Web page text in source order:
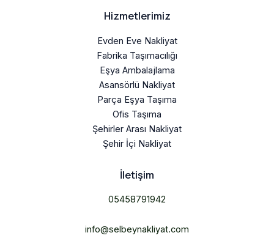
Hizmetlerimiz
Evden Eve Nakliyat
Fabrika Taşımacılığı
Eşya Ambalajlama
Asansörlü Nakliyat
Parça Eşya Taşıma
Ofis Taşıma
Şehirler Arası Nakliyat
Şehir İçi Nakliyat
İletişim
05458791942
info@selbeynakliyat.com